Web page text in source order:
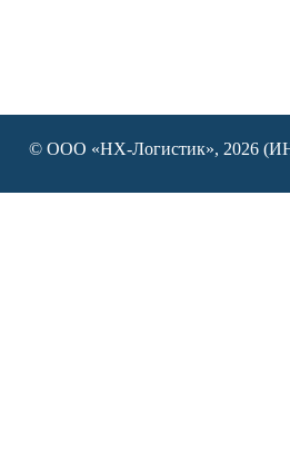
© ООО «НХ-Логистик», 2026